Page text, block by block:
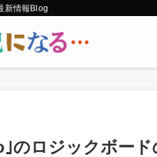
新情報Blog
のロジックボー